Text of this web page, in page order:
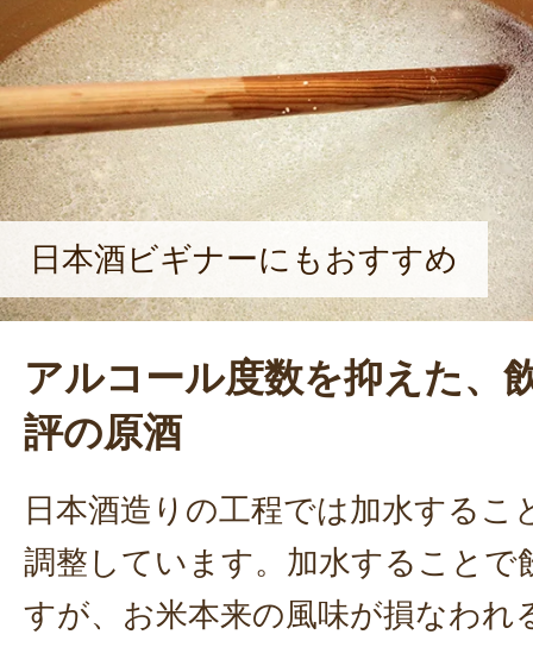
日本酒ビギナーにもおすすめ
アルコール度数を抑えた、
評の原酒
日本酒造りの工程では加水するこ
調整しています。加水することで
すが、お米本来の風味が損なわれ